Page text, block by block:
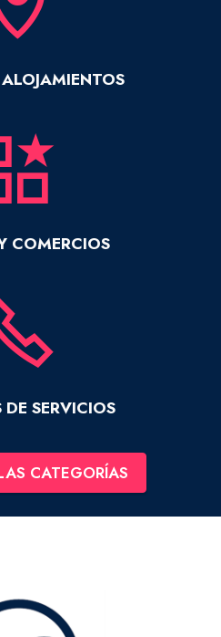
COMERCIOS
DE SERVICIOS
CATEGORÍAS